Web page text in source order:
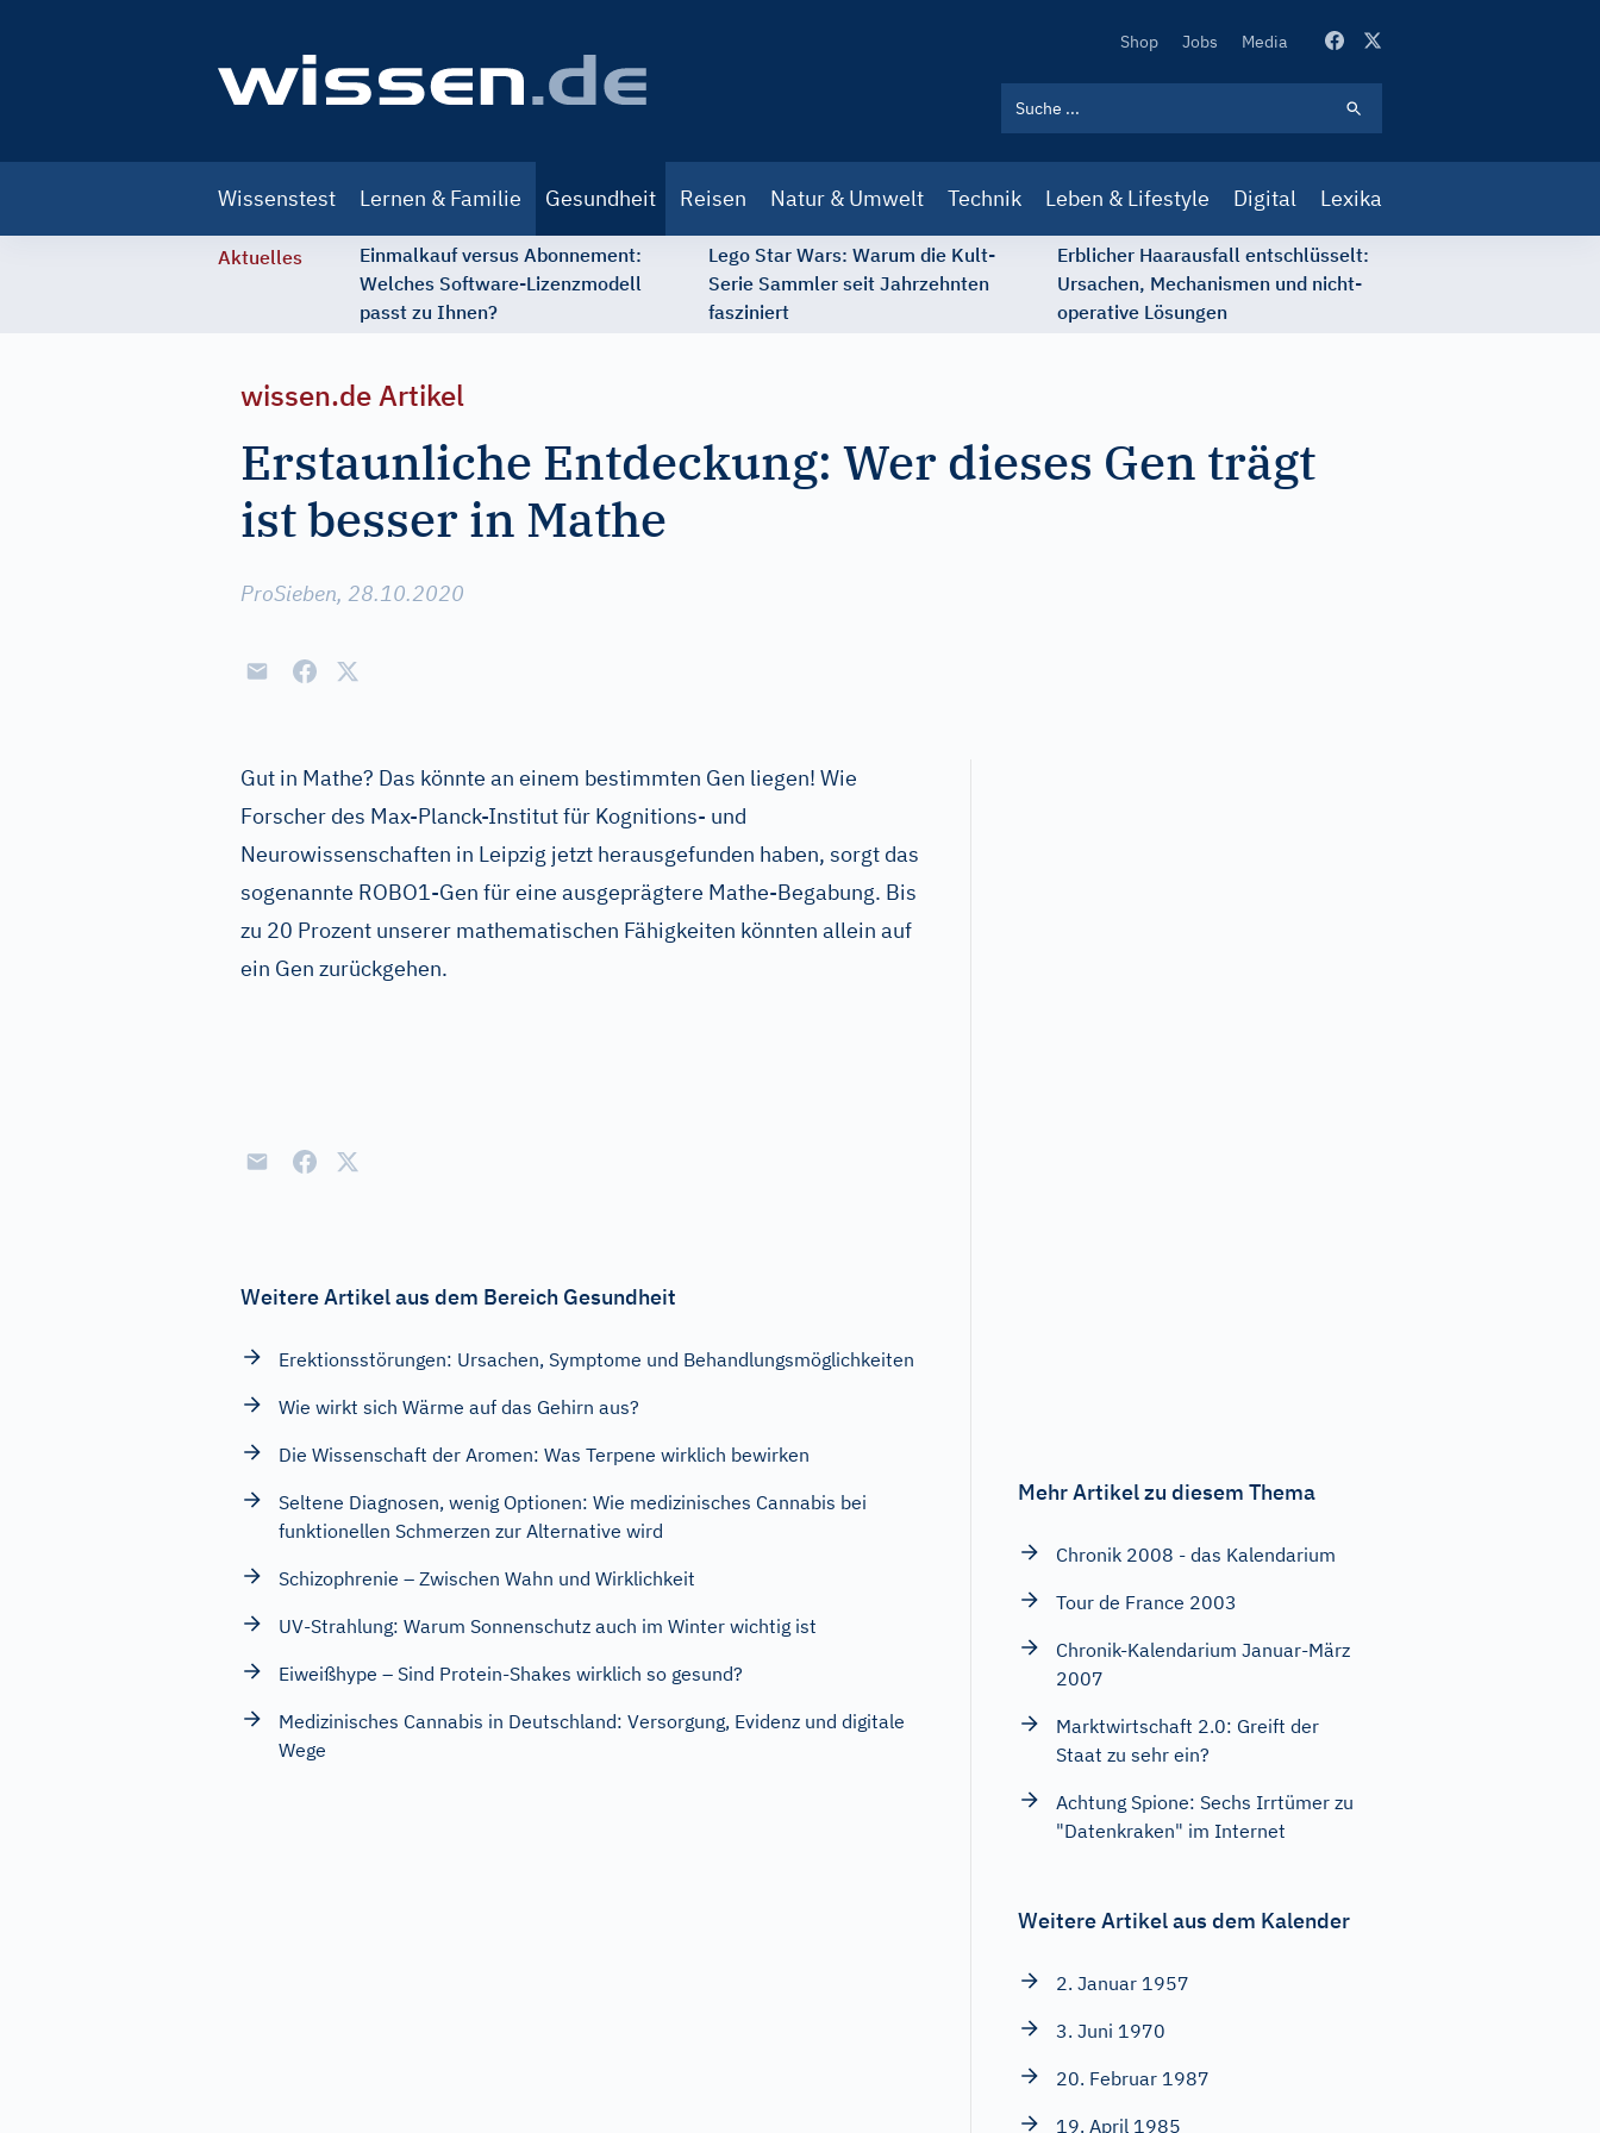
Secondary
Shop Jobs Media
navigation
Wissenstest Lernen & Familie Gesundheit Reisen Natur & Umwelt Technik Leben & Lifestyle Digital Lexika
Aktuelles
Einmalkauf versus Abonnement:
Welches Software-Lizenzmodell
passt zu Ihnen?
Lego Star Wars: Warum die Kult-
Serie Sammler seit Jahrzehnten
fasziniert
Erblicher Haarausfall entschlüsselt:
Ursachen, Mechanismen und nicht-
operative Lösungen
wissen.de Artikel
Erstaunliche Entdeckung: Wer dieses Gen trägt
ist besser in Mathe
ProSieben, 28.10.2020
Gut in Mathe? Das könnte an einem bestimmten Gen liegen! Wie
Forscher des Max-Planck-Institut für Kognitions- und
Neurowissenschaften in Leipzig jetzt herausgefunden haben, sorgt das
sogenannte ROBO1-Gen für eine ausgeprägtere Mathe-Begabung. Bis
zu 20 Prozent unserer mathematischen Fähigkeiten könnten allein auf
ein Gen zurückgehen.
Weitere Artikel aus dem Bereich Gesundheit
Erektionsstörungen: Ursachen, Symptome und Behandlungsmöglichkeiten
Wie wirkt sich Wärme auf das Gehirn aus?
Die Wissenschaft der Aromen: Was Terpene wirklich bewirken
Seltene Diagnosen, wenig Optionen: Wie medizinisches Cannabis bei
funktionellen Schmerzen zur Alternative wird
Schizophrenie – Zwischen Wahn und Wirklichkeit
UV-Strahlung: Warum Sonnenschutz auch im Winter wichtig ist
Eiweißhype – Sind Protein-Shakes wirklich so gesund?
Medizinisches Cannabis in Deutschland: Versorgung, Evidenz und digitale
Wege
Mehr Artikel zu diesem Thema
Chronik 2008 - das Kalendarium
Tour de France 2003
Chronik-Kalendarium Januar-März
2007
Marktwirtschaft 2.0: Greift der
Staat zu sehr ein?
Achtung Spione: Sechs Irrtümer zu
"Datenkraken" im Internet
Weitere Artikel aus dem Kalender
2. Januar 1957
3. Juni 1970
20. Februar 1987
19. April 1985